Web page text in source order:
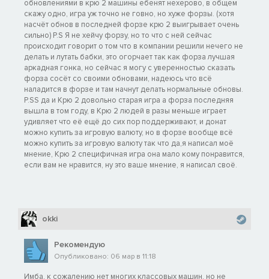
обновлениями в крю 2 машины ебенят нехерово, в общем
скажу одно, игра уж точно не говно, но хуже форзы. (хотя
насчёт обнов в последней форзе крю 2 выигрывает очень
сильно) P.S Я не хейчу форзу, но то что с ней сейчас
происходит говорит о том что в компании решили нечего не
делать и лутать бабки, это огорчает так как форза лучшая
аркадная гонка, но сейчас я могу с уверенностью сказать
форза сосёт со своими обновами, надеюсь что всё
наладится в форзе и там начнут делать нормальные обновы.
P.SS да и Крю 2 довольно старая игра а форза последняя
вышла в том году, в Крю 2 людей в разы меньше играет
удивляет что её ещё до сих пор поддерживают, и донат
можно купить за игровую валюту, но в форзе вообще всё
можно купить за игровую валюту так что да,я написал моё
мнение, Крю 2 специфичная игра она мало кому понравится,
если вам не нравится, ну это ваше мнение, я написал своё.
okki
Рекомендую
Опубликовано: 06 мар в 11:18
Имба, к сожалению нет многих классовых машин, но не